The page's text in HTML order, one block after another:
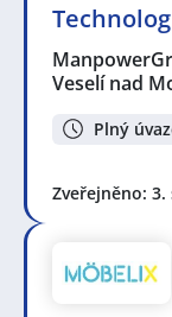
Veselí nad
Plný
Zveřejněno: 3.